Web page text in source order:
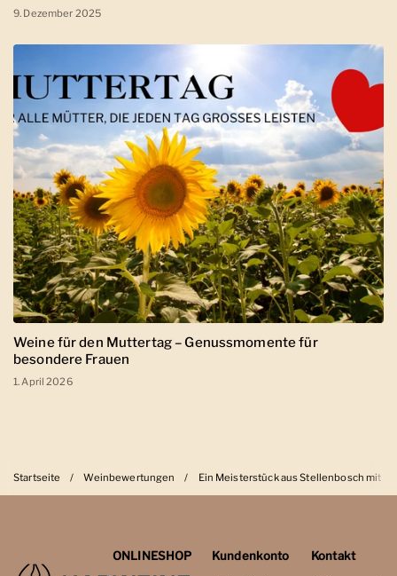
9. Dezember 2025
Weine für den Muttertag – Genussmomente für
besondere Frauen
1. April 2026
Startseite / Weinbewertungen / Ein Meisterstück aus Stellenbosch mit
ONLINESHOP
Kundenkonto
Kontakt